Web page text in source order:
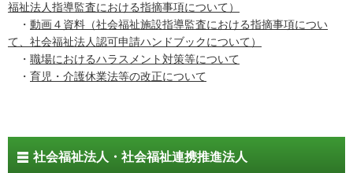
福祉法人指導監査における指摘事項について）
・ 動画４資料（社会福祉施設指導監査における指摘事項につい
て、社会福祉法人認可申請ハンドブックについて）
・ 職場におけるハラスメント対策等について
・ 育児・介護休業法等の改正について
社会福祉法人・社会福祉連携推進法人